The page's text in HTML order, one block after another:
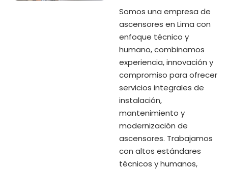
Somos una empresa de
ascensores en Lima con
enfoque técnico y
humano, combinamos
experiencia, innovación y
compromiso para ofrecer
servicios integrales de
instalación,
mantenimiento y
modernización de
ascensores. Trabajamos
con altos estándares
técnicos y humanos,